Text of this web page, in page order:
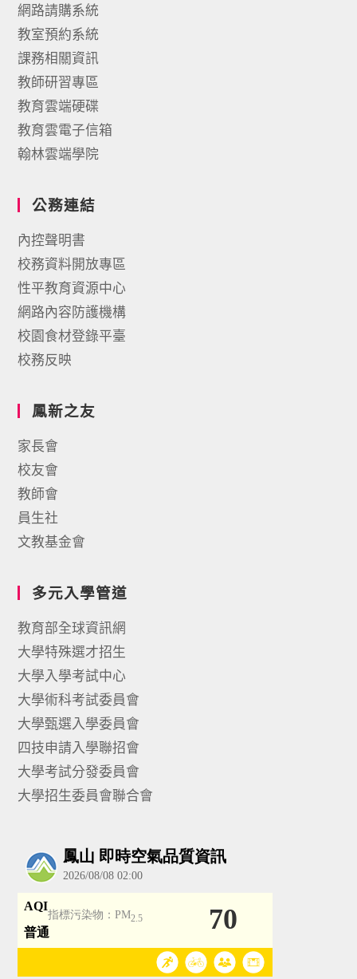
網路請購系統
教室預約系統
課務相關資訊
教師研習專區
教育雲端硬碟
教育雲電子信箱
翰林雲端學院
公務連結
內控聲明書
校務資料開放專區
性平教育資源中心
網路內容防護機構
校園食材登錄平臺
校務反映
鳳新之友
家長會
校友會
教師會
員生社
文教基金會
多元入學管道
教育部全球資訊網
大學特殊選才招生
大學入學考試中心
大學術科考試委員會
大學甄選入學委員會
四技申請入學聯招會
大學考試分發委員會
大學招生委員會聯合會